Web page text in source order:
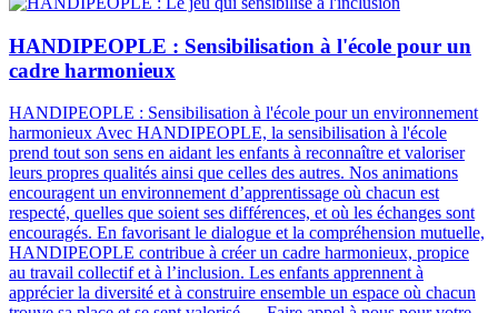
HANDIPEOPLE : Sensibilisation à l'école pour un
cadre harmonieux
HANDIPEOPLE : Sensibilisation à l'école pour un environnement
harmonieux Avec HANDIPEOPLE, la sensibilisation à l'école
prend tout son sens en aidant les enfants à reconnaître et valoriser
leurs propres qualités ainsi que celles des autres. Nos animations
encouragent un environnement d’apprentissage où chacun est
respecté, quelles que soient ses différences, et où les échanges sont
encouragés. En favorisant le dialogue et la compréhension mutuelle,
HANDIPEOPLE contribue à créer un cadre harmonieux, propice
au travail collectif et à l’inclusion. Les enfants apprennent à
apprécier la diversité et à construire ensemble un espace où chacun